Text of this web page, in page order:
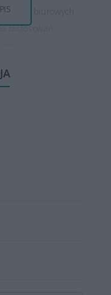
biurowych
zastosowań
panoramiczny 21:9
x 1440 pikseli), oraz
zapewnia wyraźny
wykorzystują
widzenia.
światła